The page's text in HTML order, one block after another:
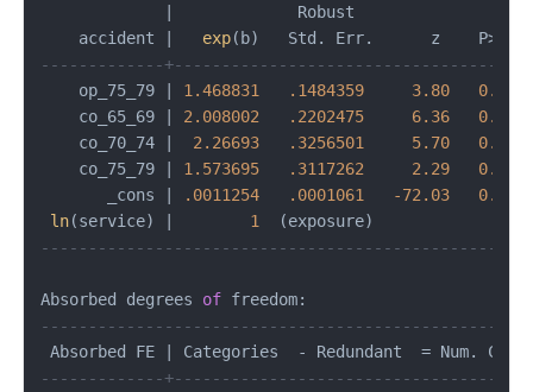
|
             Robust
    accident
| exp(b)   Std. Err.      z    P>
-------------
    op_75_79
| 1.468831 .1484359 3.80
0.000
    co_65_69
| 2.008002 .2202475 6.36
0.000
    co_70_74
| 2.26693 .3256501 5.70
0.000
    co_75_79
| 1.573695 .3117262 2.29
0.022
       _cons
| .0011254 .0001061 -72.03
0.000
ln(service) | 1
Absorbed degrees of
Absorbed FE
| Categories - Redundant = Num.
-------------